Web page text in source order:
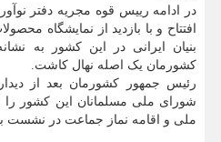
در ادامه رییس قوه مجریه دفتر
افتتاح و با بازدید از نمایشگاه
بنیان ایرانی در این کشور به
کشورمان یک اصله نهال کاشت.
رئیس جمهور کشورمان بعد از دیدار
شورای ملی مسلمانان این کشور
ملی و اقامه نماز جماعت در نشست